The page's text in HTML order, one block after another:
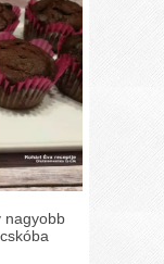
nagyobb